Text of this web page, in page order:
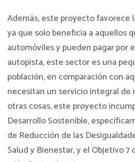
Además, este proyecto favorece
ya que solo beneficia a aquellos
automóviles y pueden pagar por
autopista, este sector es una
población, en comparación con
necesitan un servicio integral de
otras cosas, este proyecto
Desarrollo Sostenible,
de Reducción de las
Salud y Bienestar, y el Objetivo 7